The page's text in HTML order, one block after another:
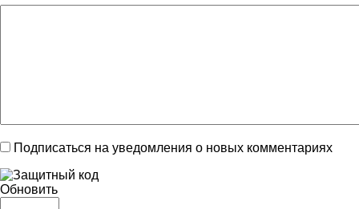
Подписаться на уведомления о новых комментариях
Обновить